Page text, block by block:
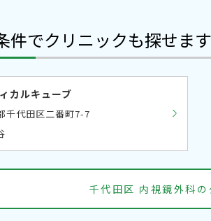
件でクリニックも探せます
カルキューブ
千代田区二番町7-7
千代田区 内視鏡外科